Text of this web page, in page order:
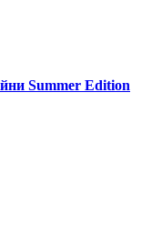
Summer Edition